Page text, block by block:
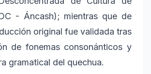
- Áncash); mientras que de
original fue validada tras
de fonemas consonánticos y
gramatical del quechua.